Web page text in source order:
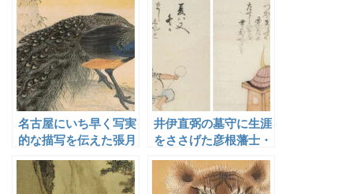
名古屋にいち早く写実
的な描写を伝えた張月
樵
井伊直弼の墓守に生涯
をささげた彦根藩士・
遠城謙道